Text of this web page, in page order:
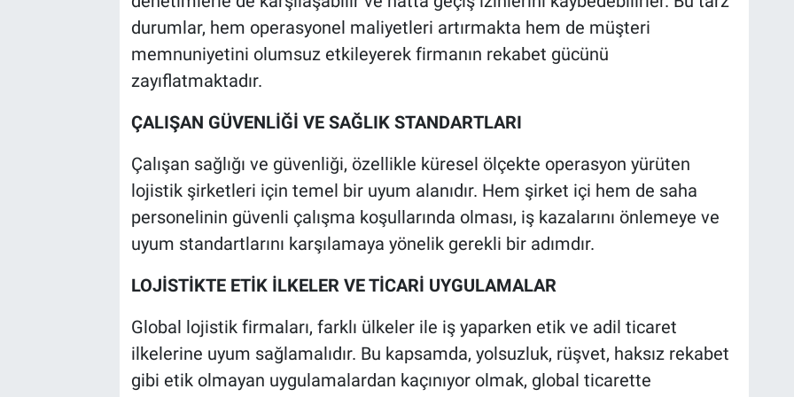
durumlar, hem operasyonel maliyetleri artırmakta hem de müşteri
memnuniyetini olumsuz etkileyerek firmanın rekabet gücünü
zayıflatmaktadır.
ÇALIŞAN GÜVENLİĞİ VE SAĞLIK STANDARTLARI
Çalışan sağlığı ve güvenliği, özellikle küresel ölçekte operasyon yürüten
lojistik şirketleri için temel bir uyum alanıdır. Hem şirket içi hem de saha
personelinin güvenli çalışma koşullarında olması, iş kazalarını önlemeye ve
uyum standartlarını karşılamaya yönelik gerekli bir adımdır.
LOJİSTİKTE ETİK İLKELER VE TİCARİ UYGULAMALAR
Global lojistik firmaları, farklı ülkeler ile iş yaparken etik ve adil ticaret
ilkelerine uyum sağlamalıdır. Bu kapsamda, yolsuzluk, rüşvet, haksız rekabet
gibi etik olmayan uygulamalardan kaçınıyor olmak, global ticarette